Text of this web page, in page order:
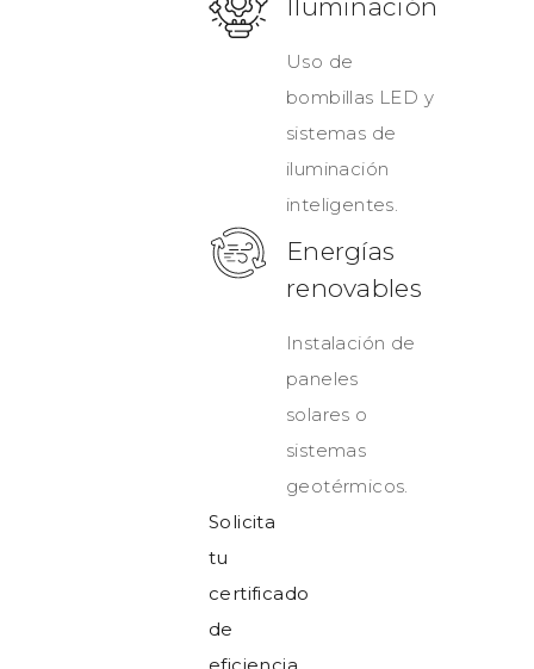
Iluminación
Uso de
bombillas LED y
sistemas de
iluminación
inteligentes.
Energías
renovables
Instalación de
paneles
solares o
sistemas
geotérmicos.
Solicita
tu
certificado
de